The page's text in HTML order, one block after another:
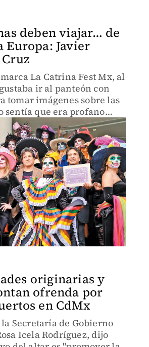
deben viajar… de
Europa: Javier
La Catrina Fest Mx, al
ir al panteón con
tomar imágenes sobre las
sentía que era profano
lo que decidió sacarlas a la
originarias y
ofrenda por
en CdMx
Secretaría de Gobierno
Icela Rodríguez, dijo